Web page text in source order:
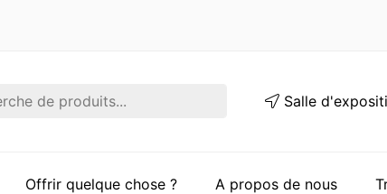
Salle
Offrir quelque chose ? A propos de nous